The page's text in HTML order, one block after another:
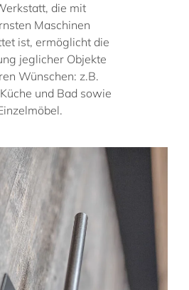
die mit
Maschinen
ist, ermöglicht die
jeglicher Objekte
Wünschen: z.B.
und Bad sowie